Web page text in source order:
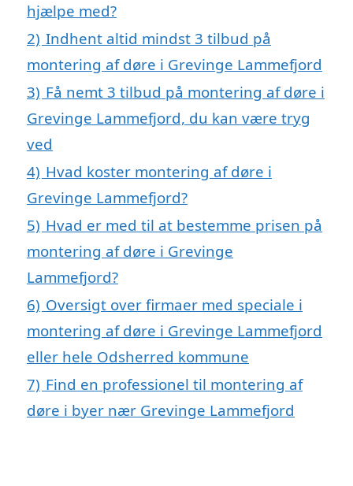
hjælpe med?
2) Indhent altid mindst 3 tilbud på
montering af døre i Grevinge Lammefjord
3) Få nemt 3 tilbud på montering af døre i
Grevinge Lammefjord, du kan være tryg
ved
4) Hvad koster montering af døre i
Grevinge Lammefjord?
5) Hvad er med til at bestemme prisen på
montering af døre i Grevinge
Lammefjord?
6) Oversigt over firmaer med speciale i
montering af døre i Grevinge Lammefjord
eller hele Odsherred kommune
7) Find en professionel til montering af
døre i byer nær Grevinge Lammefjord